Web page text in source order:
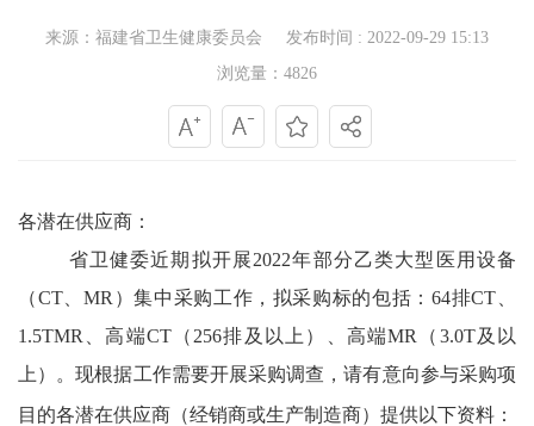
来源：福建省卫生健康委员会
发布时间 : 2022-09-29 15:13
浏览量：4826
各潜在供应商：
省卫健委近期拟开展2022年部分乙类大型医用设备
（CT、MR）集中采购工作 ，拟采购标的包括：64排CT、
1.5TMR、高端CT（256排及以上）、高端MR（3.0T及以
上）
。现根据工作需要开展采购调查，请有意向参与采购项
目的各潜在供应商（经销商或生产制造商）提供以下资料 ：